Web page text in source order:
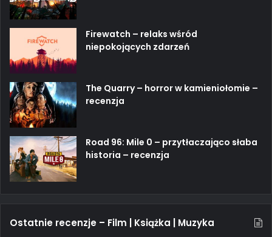
Firewatch – relaks wśród
niepokojących zdarzeń
The Quarry – horror w kamieniołomie –
recenzja
Road 96: Mile 0 – przytłaczająco słaba
historia – recenzja
Ostatnie recenzje – Film | Książka | Muzyka